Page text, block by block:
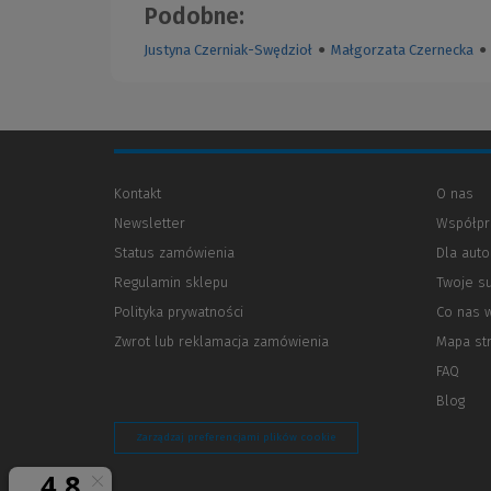
Podobne:
Justyna Czerniak-Swędzioł ● Małgorzata Czernecka ●
Kontakt
Newsletter
Status zamówienia
Regulamin sklepu
Polityka prywatności
innej
Zwrot lub reklamacja zamówienia
O nas
Dla
Twoje
Co nas
Mapa
FAQ
Blog
Zarządzaj preferencjami plików cookie